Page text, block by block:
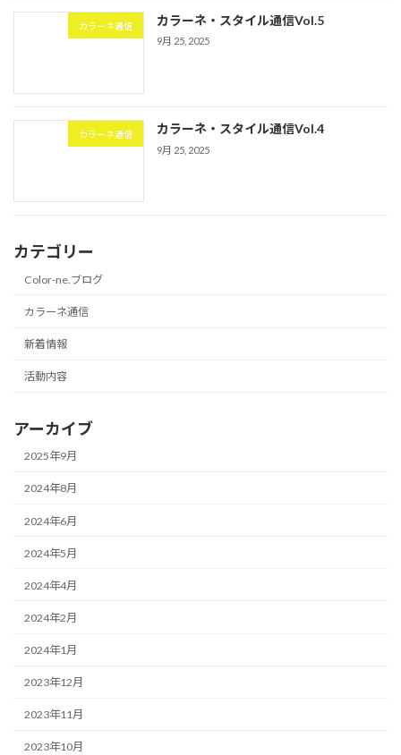
カラーネ通信 カラーネ・スタイル通信Vol.5
9月 25, 2025
カラーネ通信 カラーネ・スタイル通信Vol.4
9月 25, 2025
カテゴリー
Color-ne.ブログ
カラーネ通信
新着情報
活動内容
アーカイブ
2025年9月
2024年8月
2024年6月
2024年5月
2024年4月
2024年2月
2024年1月
2023年12月
2023年11月
2023年10月